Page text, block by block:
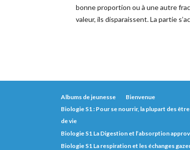
bonne proportion ou à une autre
valeur, ils disparaissent. La partie
Albums de jeunesse
Bienvenue
Biologie S1 : Pour se nourrir, la plupart des
de vie
Biologie S1 La Digestion et l’absorption
Biologie S1 La respiration et les échanges